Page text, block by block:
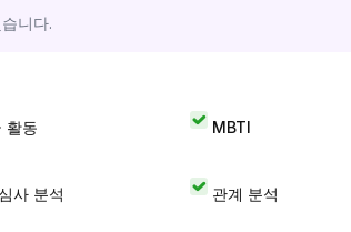
니다.
활동 MBTI
사 분석 관계 분석